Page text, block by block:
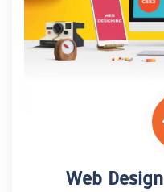
Web Design